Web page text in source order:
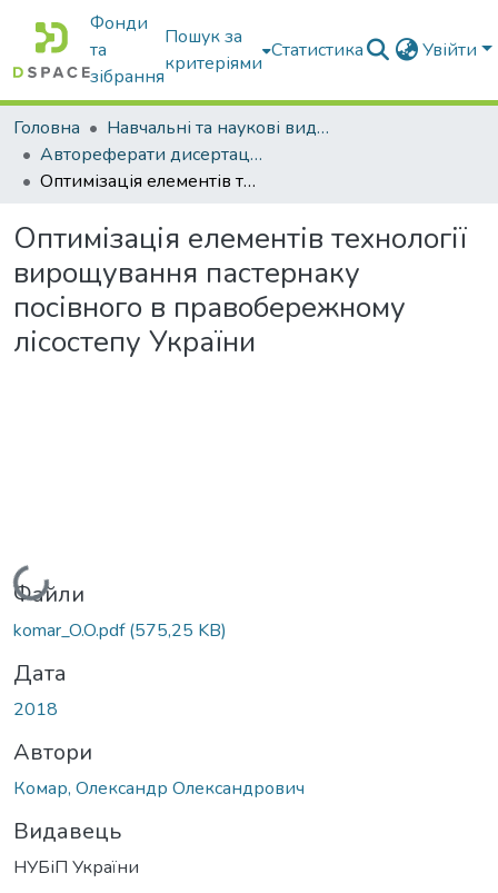
Фонди
та
зібрання
Пошук за
критеріями
Статистика Увійти
Головна
Навчальні та наукові видання
Автореферати дисертацій та дисертації
Оптимізація елементів технології вирощування пастернаку посівного в правобережному лісостепу України
Оптимізація елементів технології
вирощування пастернаку
посівного в правобережному
лісостепу України
Файли
komar_O.O.pdf(575,25 KB)
Дата
2018
Автори
Комар, Олександр Олександрович
Видавець
НУБіП України